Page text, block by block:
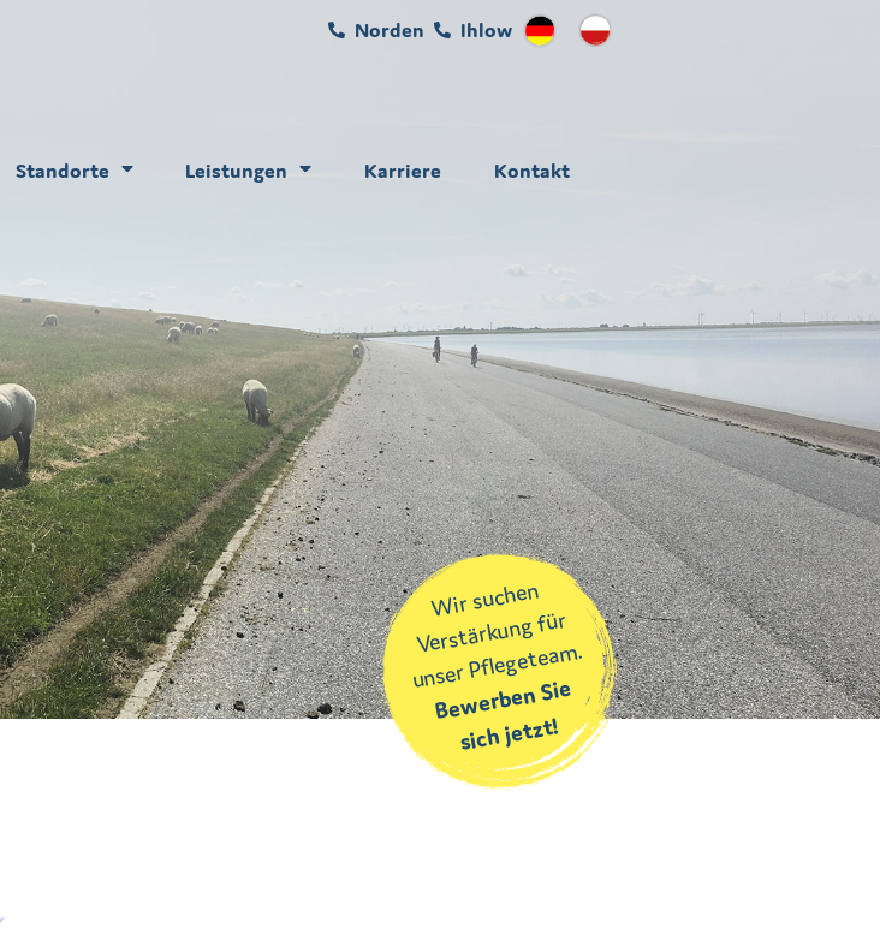
Norden Ihlow
Standorte Leistungen Karriere Kontakt
Wir suchen
Verstärkung für
unser Pflegeteam.
Bewerben Sie
sich jetzt!